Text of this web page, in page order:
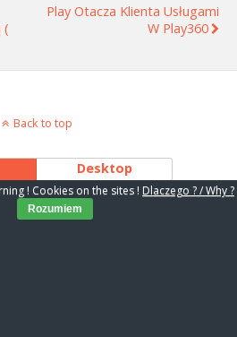
(
Play Otacza Klienta Usługami
W Play360
Back to top
Desktop
! Cookies on the sites ! Dlaczego ? / Why ?
Rozumiem